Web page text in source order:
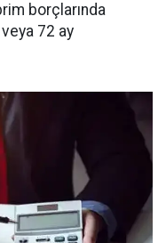
borçlarında
72 ay